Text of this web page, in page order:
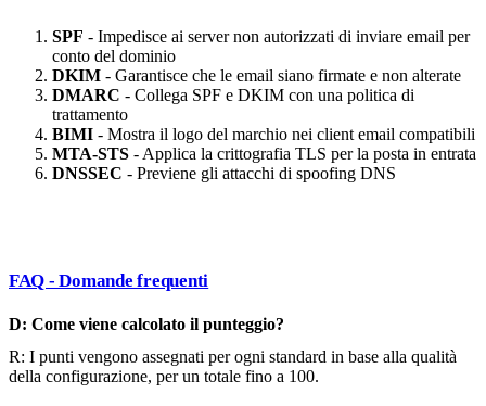
SPF - Impedisce ai server non autorizzati di inviare email per
conto del dominio
DKIM - Garantisce che le email siano firmate e non alterate
DMARC - Collega SPF e DKIM con una politica di
trattamento
BIMI - Mostra il logo del marchio nei client email compatibili
MTA-STS - Applica la crittografia TLS per la posta in entrata
DNSSEC - Previene gli attacchi di spoofing DNS
FAQ - Domande frequenti
D: Come viene calcolato il punteggio?
R: I punti vengono assegnati per ogni standard in base alla qualità
della configurazione, per un totale fino a 100.